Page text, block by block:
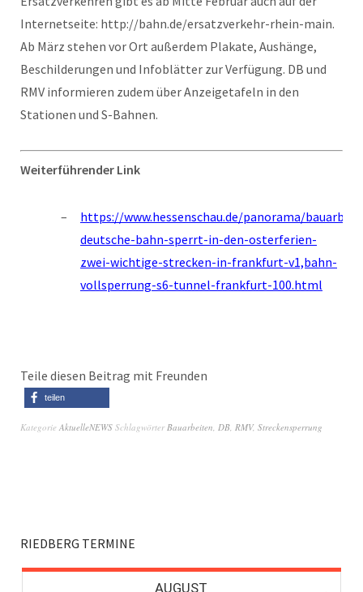
Internetseite: http://bahn.de/ersatzverkehr-rhein-main.
Ab März stehen vor Ort außerdem Plakate, Aushänge,
Beschilderungen und Infoblätter zur Verfügung. DB und
RMV informieren zudem über Anzeigetafeln in den
Stationen und S-Bahnen.
Weiterführender Link
https://www.hessenschau.de/panorama/
deutsche-bahn-sperrt-in-den-osterferien-
zwei-wichtige-strecken-in-frankfurt-v1,bahn-
vollsperrung-s6-tunnel-frankfurt-100.html
Teile diesen Beitrag mit Freunden
teilen
Kategorie AktuelleNEWS SchlagwörterBauarbeiten, DB, RMV, Streckensperrung
RIEDBERG TERMINE